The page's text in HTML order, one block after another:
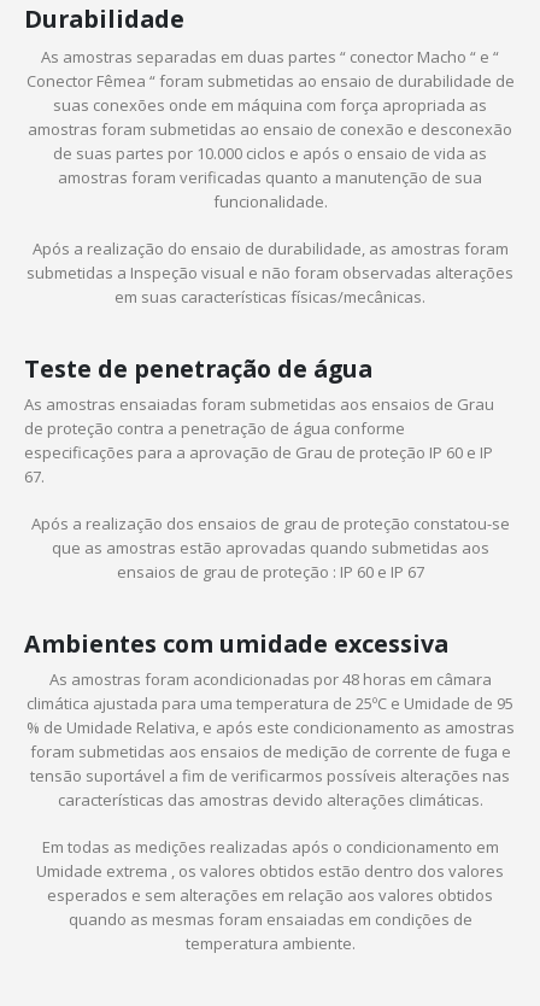
Durabilidade
As amostras separadas em duas partes “ conector Macho “ e “
Conector Fêmea “ foram submetidas ao ensaio de durabilidade de
suas conexões onde em máquina com força apropriada as
amostras foram submetidas ao ensaio de conexão e desconexão
de suas partes por 10.000 ciclos e após o ensaio de vida as
amostras foram verificadas quanto a manutenção de sua
funcionalidade.
Após a realização do ensaio de durabilidade, as amostras foram
submetidas a Inspeção visual e não foram observadas alterações
em suas características físicas/mecânicas.
Teste de penetração de água
As amostras ensaiadas foram submetidas aos ensaios de Grau
de proteção contra a penetração de água conforme
especificações para a aprovação de Grau de proteção IP 60 e IP
67.
Após a realização dos ensaios de grau de proteção constatou-se
que as amostras estão aprovadas quando submetidas aos
ensaios de grau de proteção : IP 60 e IP 67
Ambientes com umidade excessiva
As amostras foram acondicionadas por 48 horas em câmara
climática ajustada para uma temperatura de 25ºC e Umidade de 95
% de Umidade Relativa, e após este condicionamento as amostras
foram submetidas aos ensaios de medição de corrente de fuga e
tensão suportável a fim de verificarmos possíveis alterações nas
características das amostras devido alterações climáticas.
Em todas as medições realizadas após o condicionamento em
Umidade extrema , os valores obtidos estão dentro dos valores
esperados e sem alterações em relação aos valores obtidos
quando as mesmas foram ensaiadas em condições de
temperatura ambiente.